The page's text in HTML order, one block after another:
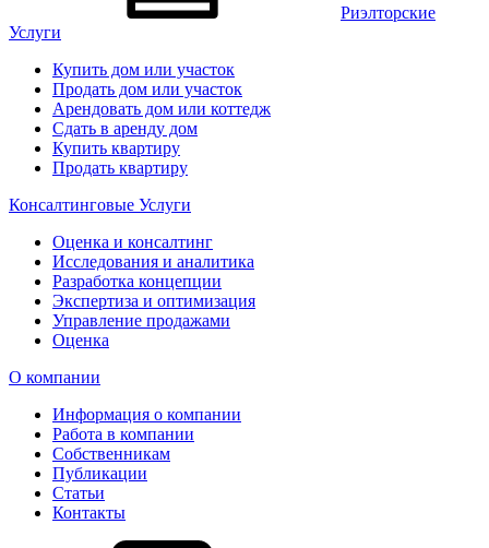
Риэлторские
Услуги
Купить дом или участок
Продать дом или участок
Арендовать дом или коттедж
Сдать в аренду дом
Купить квартиру
Продать квартиру
Консалтинговые Услуги
Оценка и консалтинг
Исследования и аналитика
Разработка концепции
Экспертиза и оптимизация
Управление продажами
Оценка
О компании
Информация о компании
Работа в компании
Собственникам
Публикации
Статьи
Контакты